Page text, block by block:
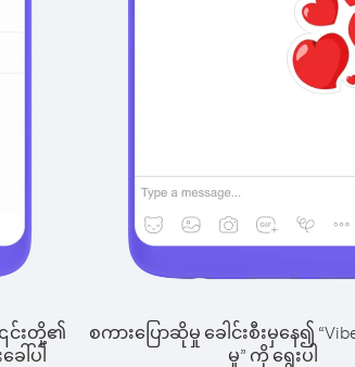
င်းတို့၏
ါ်ပါ
စကားပြောဆိုမှု ခေါင်းစီးမှနေ၍
မှု” ကို ရွေးပါ